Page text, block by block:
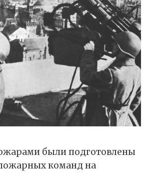
были подготовлены
команд на